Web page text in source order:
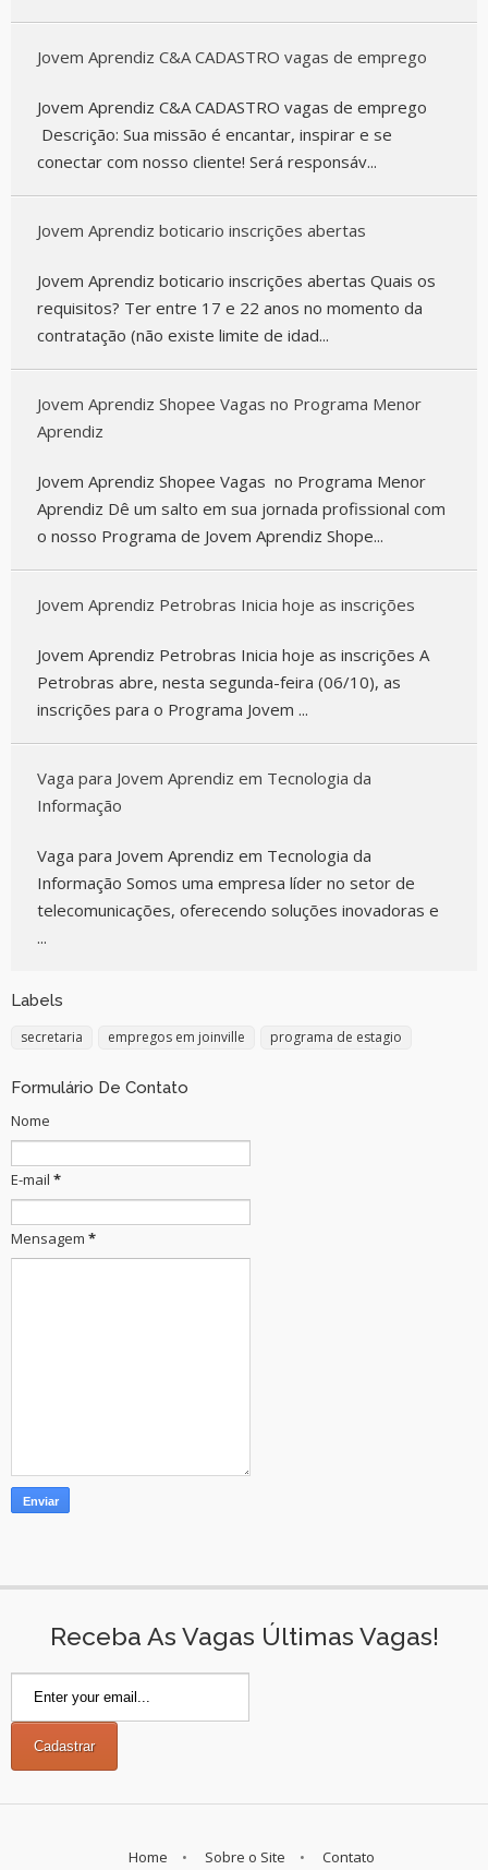
Jovem Aprendiz C&A CADASTRO vagas de emprego
Jovem Aprendiz C&A CADASTRO vagas de emprego
Descrição: Sua missão é encantar, inspirar e se
conectar com nosso cliente! Será responsáv...
Jovem Aprendiz boticario inscrições abertas
Jovem Aprendiz boticario inscrições abertas Quais os
requisitos? Ter entre 17 e 22 anos no momento da
contratação (não existe limite de idad...
Jovem Aprendiz Shopee Vagas no Programa Menor
Aprendiz
Jovem Aprendiz Shopee Vagas no Programa Menor
Aprendiz Dê um salto em sua jornada profissional com
o nosso Programa de Jovem Aprendiz Shope...
Jovem Aprendiz Petrobras Inicia hoje as inscrições
Jovem Aprendiz Petrobras Inicia hoje as inscrições A
Petrobras abre, nesta segunda-feira (06/10), as
inscrições para o Programa Jovem ...
Vaga para Jovem Aprendiz em Tecnologia da
Informação
Vaga para Jovem Aprendiz em Tecnologia da
Informação Somos uma empresa líder no setor de
telecomunicações, oferecendo soluções inovadoras e
...
Labels
secretaria empregos em joinville programa de estagio
Formulário De Contato
Nome
E-mail *
Mensagem *
Receba As Vagas Últimas Vagas!
Home Sobre o Site Contato